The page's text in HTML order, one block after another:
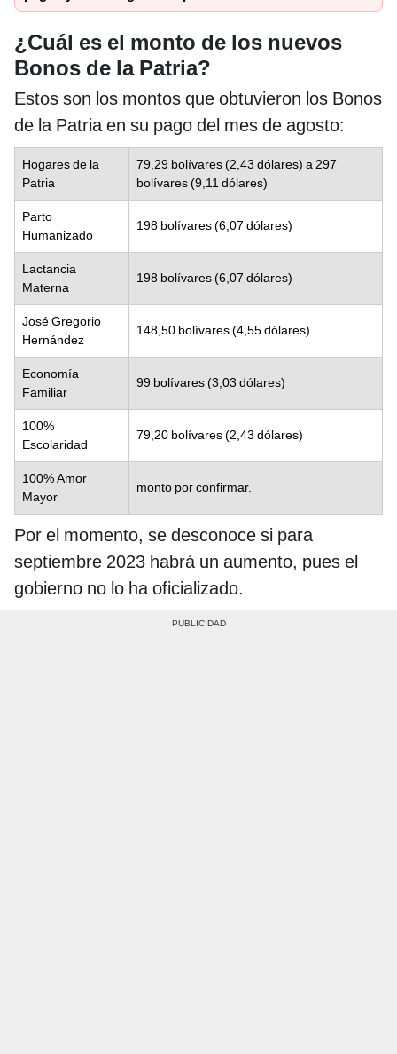
¿Cuál es el monto de los nuevos
Bonos de la Patria?
Estos son los montos que obtuvieron los Bonos
de la Patria en su pago del mes de agosto:
Hogares de la
Patria
79,29 bolívares (2,43 dólares) a 297
bolívares (9,11 dólares)
Parto
Humanizado
198 bolívares (6,07 dólares)
Lactancia
Materna
198 bolívares (6,07 dólares)
José Gregorio
Hernández
148,50 bolívares (4,55 dólares)
Economía
Familiar
99 bolívares (3,03 dólares)
100%
Escolaridad
79,20 bolívares (2,43 dólares)
100% Amor
Mayor
monto por confirmar.
Por el momento, se desconoce si para
septiembre 2023 habrá un aumento, pues el
gobierno no lo ha oficializado.